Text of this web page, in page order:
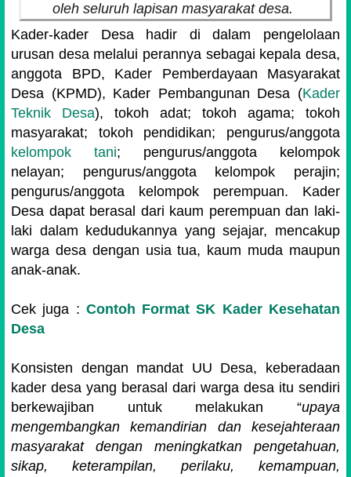
oleh seluruh lapisan masyarakat desa.
Kader-kader Desa hadir di dalam pengelolaan
urusan desa melalui perannya sebagai kepala desa,
anggota BPD, Kader Pemberdayaan Masyarakat
Desa (KPMD), Kader Pembangunan Desa (Kader
Teknik Desa), tokoh adat; tokoh agama; tokoh
masyarakat; tokoh pendidikan; pengurus/anggota
kelompok tani; pengurus/anggota kelompok
nelayan; pengurus/anggota kelompok perajin;
pengurus/anggota kelompok perempuan. Kader
Desa dapat berasal dari kaum perempuan dan laki-
laki dalam kedudukannya yang sejajar, mencakup
warga desa dengan usia tua, kaum muda maupun
anak-anak.
Cek juga : Contoh Format SK Kader Kesehatan
Desa
Konsisten dengan mandat UU Desa, keberadaan
kader desa yang berasal dari warga desa itu sendiri
berkewajiban untuk melakukan “upaya
mengembangkan kemandirian dan kesejahteraan
masyarakat dengan meningkatkan pengetahuan,
sikap, keterampilan, perilaku, kemampuan,